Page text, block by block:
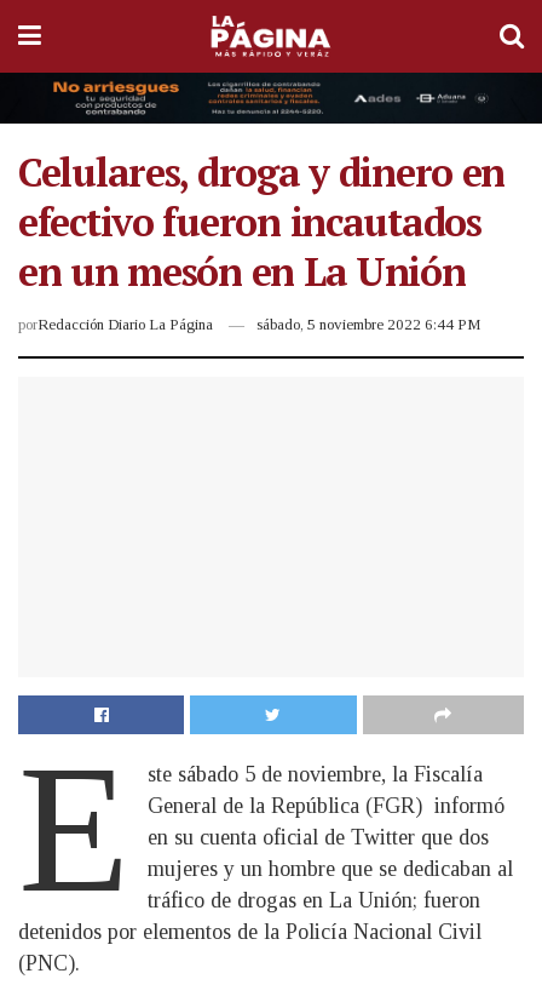
Celulares, droga y dinero en
efectivo fueron incautados
en un mesón en La Unión
porRedacción Diario La Página sábado, 5 noviembre 2022 6:44 PM
E
ste sábado 5 de noviembre, la Fiscalía
General de la República (FGR) informó
en su cuenta oficial de Twitter que dos
mujeres y un hombre que se dedicaban al
tráfico de drogas en La Unión; fueron
detenidos por elementos de la Policía Nacional Civil
(PNC).